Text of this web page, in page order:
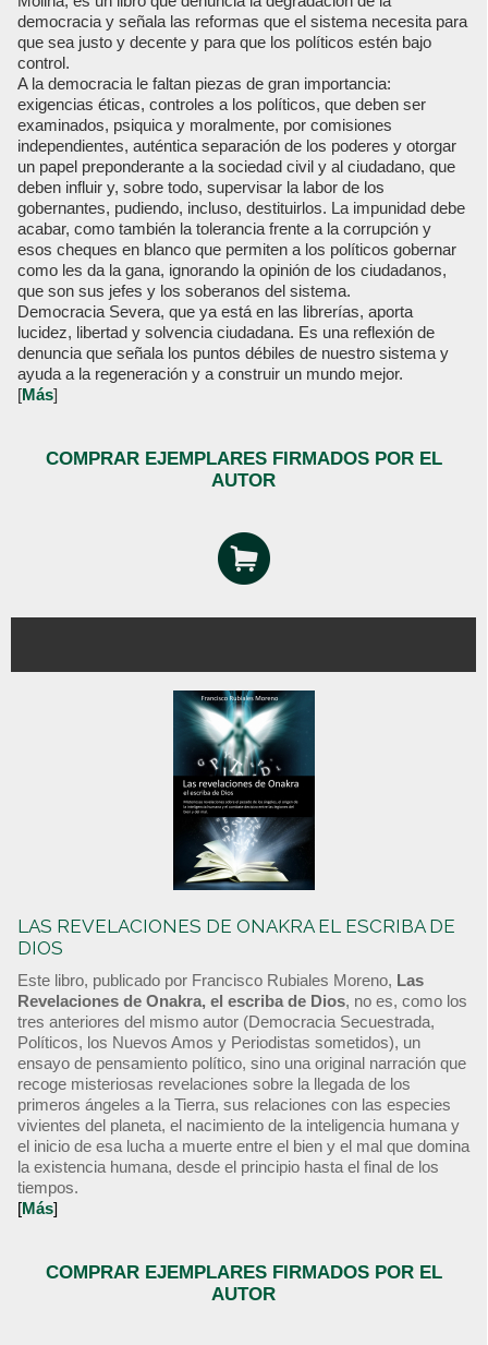
democracia y señala las reformas que el sistema necesita para
que sea justo y decente y para que los políticos estén bajo
control.
A la democracia le faltan piezas de gran importancia:
exigencias éticas, controles a los políticos, que deben ser
examinados, psiquica y moralmente, por comisiones
independientes, auténtica separación de los poderes y otorgar
un papel preponderante a la sociedad civil y al ciudadano, que
deben influir y, sobre todo, supervisar la labor de los
gobernantes, pudiendo, incluso, destituirlos. La impunidad debe
acabar, como también la tolerancia frente a la corrupción y
esos cheques en blanco que permiten a los políticos gobernar
como les da la gana, ignorando la opinión de los ciudadanos,
que son sus jefes y los soberanos del sistema.
Democracia Severa, que ya está en las librerías, aporta
lucidez, libertad y solvencia ciudadana. Es una reflexión de
denuncia que señala los puntos débiles de nuestro sistema y
ayuda a la regeneración y a construir un mundo mejor.
[Más]
COMPRAR EJEMPLARES FIRMADOS POR EL
AUTOR
LAS REVELACIONES DE ONAKRA EL ESCRIBA DE
DIOS
Este libro, publicado por Francisco Rubiales Moreno, Las
Revelaciones de Onakra, el escriba de Dios, no es, como los
tres anteriores del mismo autor (Democracia Secuestrada,
Políticos, los Nuevos Amos y Periodistas sometidos), un
ensayo de pensamiento político, sino una original narración que
recoge misteriosas revelaciones sobre la llegada de los
primeros ángeles a la Tierra, sus relaciones con las especies
vivientes del planeta, el nacimiento de la inteligencia humana y
el inicio de esa lucha a muerte entre el bien y el mal que domina
la existencia humana, desde el principio hasta el final de los
tiempos.
[Más]
COMPRAR EJEMPLARES FIRMADOS POR EL
AUTOR